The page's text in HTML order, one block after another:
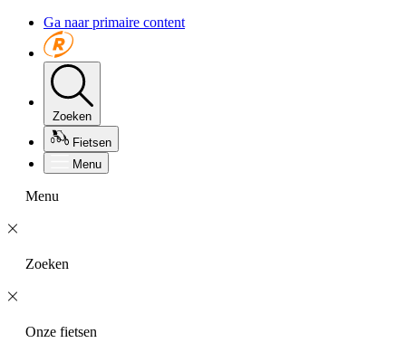
Ga naar primaire content
Zoeken
Fietsen
Menu
Menu
Zoeken
Onze fietsen